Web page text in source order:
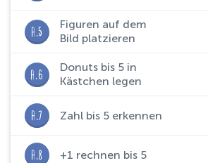
A.5
Figuren auf dem
Bild platzieren
A.6
Donuts bis 5 in
Kästchen legen
A.7 Zahl bis 5 erkennen
A.8 +1 rechnen bis 5